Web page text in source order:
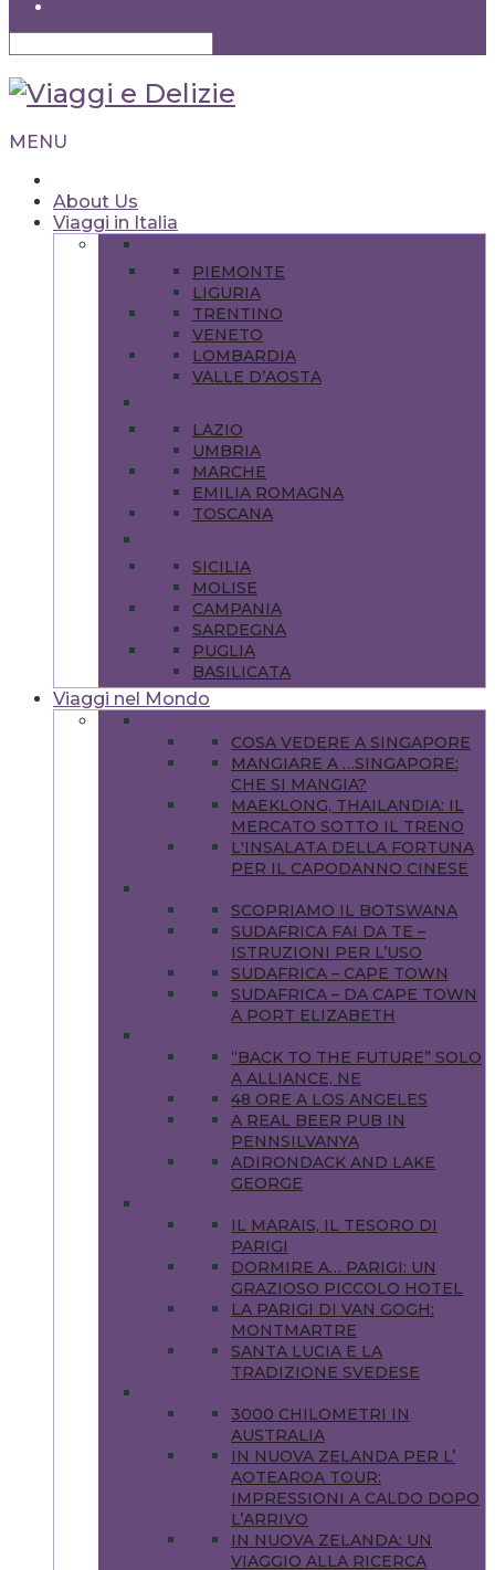
MENU
About Us
Viaggi in Italia
PIEMONTE
LIGURIA
TRENTINO
VENETO
LOMBARDIA
VALLE D’AOSTA
LAZIO
UMBRIA
MARCHE
EMILIA ROMAGNA
TOSCANA
SICILIA
MOLISE
CAMPANIA
SARDEGNA
PUGLIA
BASILICATA
Viaggi nel Mondo
COSA VEDERE A SINGAPORE
MANGIARE A …SINGAPORE:
CHE SI MANGIA?
MAEKLONG, THAILANDIA: IL
MERCATO SOTTO IL TRENO
L'INSALATA DELLA FORTUNA
PER IL CAPODANNO CINESE
SCOPRIAMO IL BOTSWANA
SUDAFRICA FAI DA TE –
ISTRUZIONI PER L’USO
SUDAFRICA – CAPE TOWN
SUDAFRICA – DA CAPE TOWN
A PORT ELIZABETH
“BACK TO THE FUTURE” SOLO
A ALLIANCE, NE
48 ORE A LOS ANGELES
A REAL BEER PUB IN
PENNSILVANYA
ADIRONDACK AND LAKE
GEORGE
IL MARAIS, IL TESORO DI
PARIGI
DORMIRE A… PARIGI: UN
GRAZIOSO PICCOLO HOTEL
LA PARIGI DI VAN GOGH:
MONTMARTRE
SANTA LUCIA E LA
TRADIZIONE SVEDESE
3000 CHILOMETRI IN
AUSTRALIA
IN NUOVA ZELANDA PER L’
AOTEAROA TOUR:
IMPRESSIONI A CALDO DOPO
L’ARRIVO
IN NUOVA ZELANDA: UN
VIAGGIO ALLA RICERCA